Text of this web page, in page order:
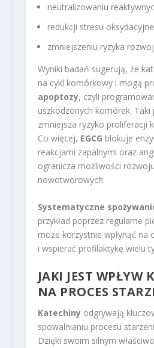
neutralizowaniu
redukcji stresu
zmniejszeniu ryzyka
Wyniki badań sugerują, że
na cykl komórkowy i mogą
apoptozy, czyli
uszkodzonych komórek. Taki
zmniejsza ryzyko proliferacji
Co więcej, EGCG blokuje
reakcjami zapalnymi oraz
ogranicza możliwości
nowotworowych.
Systematyczne
przykład poprzez regularne
może korzystnie wpłynąć na
i wspierać profilaktykę wielu
JAKI JEST WPŁYW
NA PROCES
Katechinyodgrywają
spowalnianiu procesu
Dzięki swoim silnym